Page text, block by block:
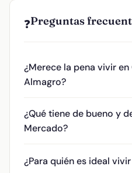
❓Preguntas
¿Merece la pena vivir
Almagro?
¿Qué tiene de bueno y
Mercado?
¿Para quién es ideal